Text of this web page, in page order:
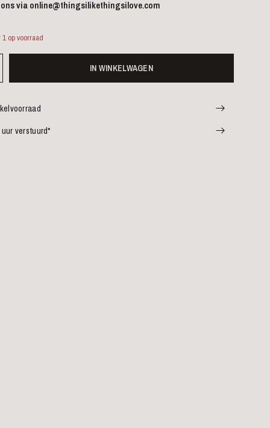
viaonline@thingsilikethingsilove.com
op voorraad
IN WINKELWAGEN
verstuurd*